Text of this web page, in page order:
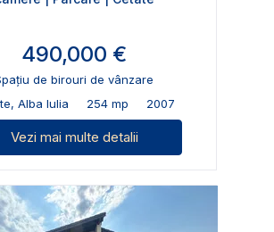
490,000 €
de birouri de vânzare
Alba Iulia
254 mp 2007
Vezi mai multe detalii